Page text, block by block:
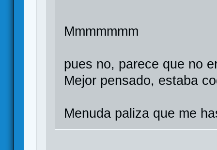
Mmmmmmm
pues no, parece que no
Mejor pensado, estaba
Menuda paliza que me